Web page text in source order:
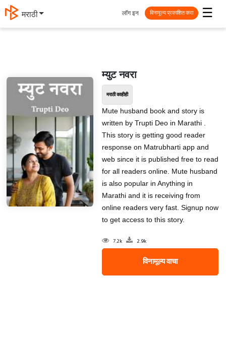
मराठी ☰
लॉग इन विनामूल्य प्रकाशित करा
म्युट नवरा
मराठी काहीही
Mute husband book and story is
written by Trupti Deo in Marathi .
This story is getting good reader
response on Matrubharti app and
web since it is published free to read
for all readers online. Mute husband
is also popular in Anything in
Marathi and it is receiving from
online readers very fast. Signup now
to get access to this story.
7.2k 2.9k
विनामूल्य वाचा